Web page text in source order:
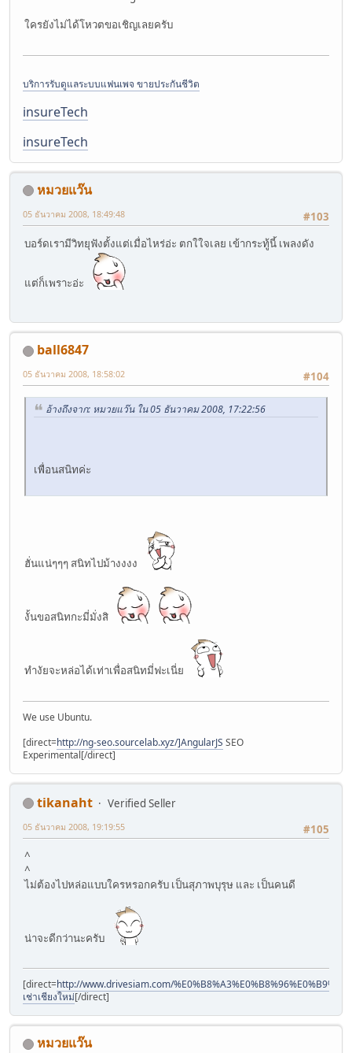
ใครยังไม่ได้โหวตขอเชิญเลยครับ
บริการรับดูแลระบบแฟนเพจ ขายประกันชีวิต
insureTech
insureTech
หมวยแว๊น
#103
05 ธันวาคม 2008, 18:49:48
บอร์ดเรามีวิทยุฟังตั้งแต่เมื่อไหร่อ่ะ ตกใใจเลย เข้ากระทู้นี้ เพลงดัง
แต่ก็เพราะอ่ะ
ball6847
#104
05 ธันวาคม 2008, 18:58:02
อ้างถึงจาก: หมวยแว๊น ใน 05 ธันวาคม 2008, 17:22:56
เพื่อนสนิทค่ะ
ฮั่นแน่ๆๆๆ สนิทไปม้างงงง
งั้นขอสนิทกะมี่มั่งสิ
ทำงัยจะหล่อได้เท่าเพื่อสนิทมี่ฟะเนี่ย
We use Ubuntu.
[direct=http://ng-seo.sourcelab.xyz/]AngularJS SEO
Experimental[/direct]
tikanaht
Verified Seller
#105
05 ธันวาคม 2008, 19:19:55
^
^
ไม่ต้องไปหล่อแบบใครหรอกครับ เป็นสุภาพบุรุษ และ เป็นคนดี
น่าจะดีกว่านะครับ
[direct=http://www.drivesiam.com/
เช่าเชียงใหม่[/direct]
หมวยแว๊น